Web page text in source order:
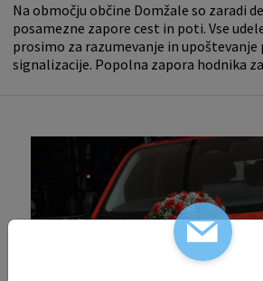
Na območju občine Domžale so zaradi
posamezne zapore cest in poti. Vse
prosimo za razumevanje in
signalizacije. Popolna zapora hodnika za